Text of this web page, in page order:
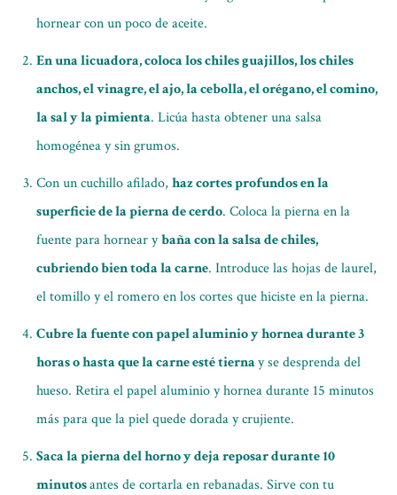
hornear con un poco de aceite.
En una licuadora, coloca los chiles guajillos, los chiles
anchos, el vinagre, el ajo, la cebolla, el orégano, el comino,
la sal y la pimienta. Licúa hasta obtener una salsa
homogénea y sin grumos.
Con un cuchillo afilado, haz cortes profundos en la
superficie de la pierna de cerdo. Coloca la pierna en la
fuente para hornear ybaña con la salsa de chiles,
cubriendo bien toda la carne. Introduce las hojas de laurel,
el tomillo y el romero en los cortes que hiciste en la pierna.
Cubre la fuente con papel aluminio y hornea durante 3
horas o hasta que la carne esté tiernay se desprenda del
hueso. Retira el papel aluminio y hornea durante 15 minutos
más para que la piel quede dorada y crujiente.
Saca la pierna del horno y deja reposar durante 10
minutosantes de cortarla en rebanadas. Sirve con tu